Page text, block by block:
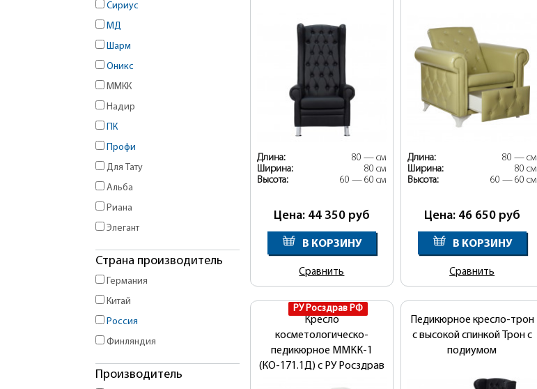
Сириус
МД
Шарм
Оникс
ММКК
Надир
ПК
Профи
Для Тату
Альба
Риана
Элегант
Страна производитель
Германия
Китай
Россия
Финляндия
Производитель
Длина:
80 — см
Ширина:
80 см
Высота:
60 — 60 см
Цена: 44 350 руб
В КОРЗИНУ
Сравнить
Длина:
80 — см
Ширина:
80 см
Высота:
60 — 60 см
Цена: 46 650 руб
В КОРЗИНУ
Сравнить
РУ Росздрав РФ
Кресло
косметологическо-
педикюрное ММКК-1
(КО-171.1Д) с РУ Росздрав
Педикюрное кресло-трон
с высокой спинкой Трон с
подиумом